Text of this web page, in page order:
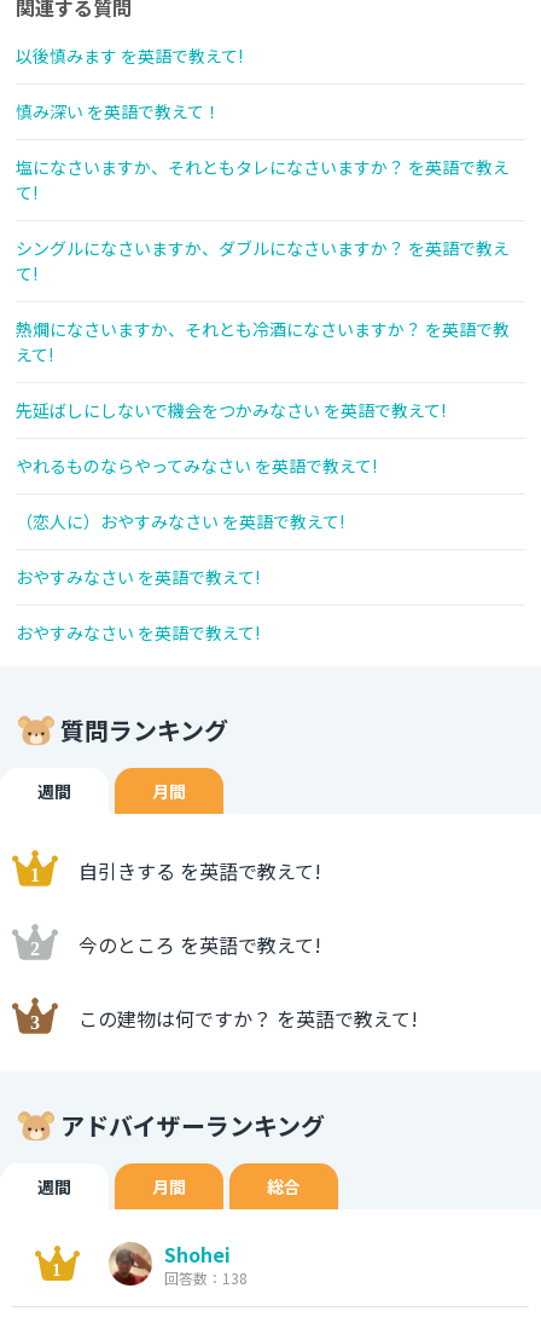
関連する質問
以後慎みます を英語で教えて!
慎み深い を英語で教えて！
塩になさいますか、それともタレになさいますか？ を英語で教え
て!
シングルになさいますか、ダブルになさいますか？ を英語で教え
て!
熱燗になさいますか、それとも冷酒になさいますか？ を英語で教
えて!
先延ばしにしないで機会をつかみなさい を英語で教えて!
やれるものならやってみなさい を英語で教えて!
（恋人に）おやすみなさい を英語で教えて!
おやすみなさい を英語で教えて!
おやすみなさい を英語で教えて!
質問ランキング
週間 月間
自引きする を英語で教えて!
今のところ を英語で教えて!
この建物は何ですか？ を英語で教えて!
アドバイザーランキング
週間 月間 総合
Shohei
回答数：138